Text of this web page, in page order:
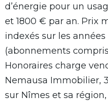
d’énergie pour un
et 1800 € par an. Prix
indexés sur les
(abonnements
Honoraires charge
Nemausa Immobilier,
sur Nîmes et sa